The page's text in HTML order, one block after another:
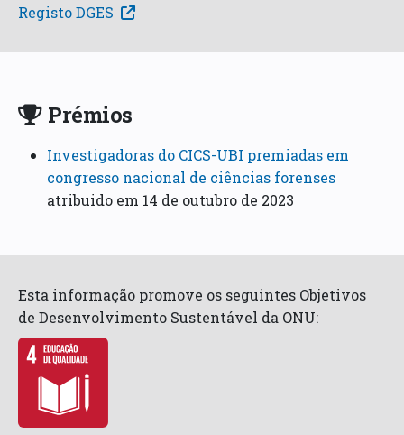
Registo DGES
Prémios
Investigadoras do CICS-UBI premiadas em
congresso nacional de ciências forenses
atribuido em 14 de outubro de 2023
Esta informação promove os seguintes Objetivos
de Desenvolvimento Sustentável da ONU: